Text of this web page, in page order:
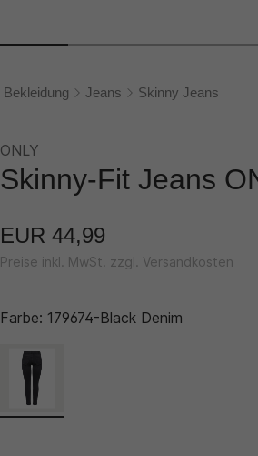
Bekleidung Jeans Skinny Jeans
ONLY
Skinny-Fit Jeans
EUR 44,99
Preise inkl. MwSt. zzgl. Versandkosten
Farbe: 179674-Black Denim